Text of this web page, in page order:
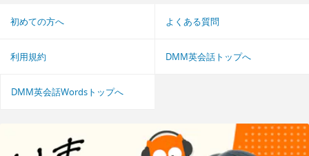
初めての方へ よくある質問
利用規約 DMM英会話トップへ
DMM英会話Wordsトップへ